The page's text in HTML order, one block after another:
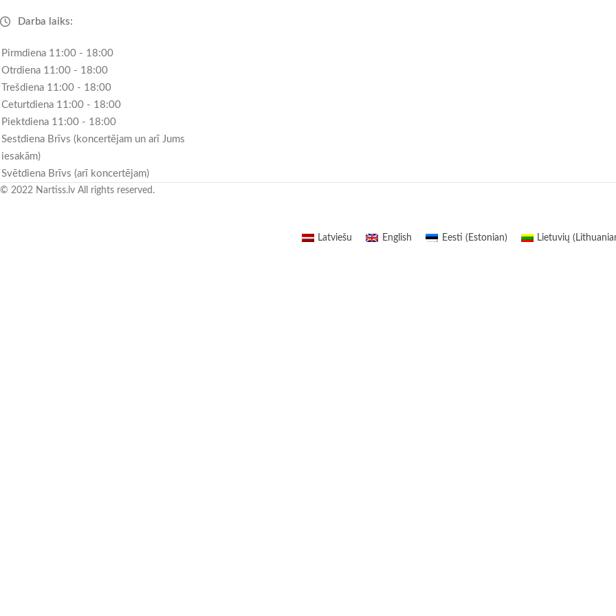
Darba laiks:
Pirmdiena 11:00 - 18:00
Otrdiena 11:00 - 18:00
Trešdiena 11:00 - 18:00
Ceturtdiena 11:00 - 18:00
Piektdiena 11:00 - 18:00
Sestdiena Brīvs (koncertējam un arī Jums
iesakām)
Svētdiena Brīvs (arī koncertējam)
© 2022 Nartiss.lv All rights reserved.
Latviešu English Eesti ( Estonian) Lietuvių (